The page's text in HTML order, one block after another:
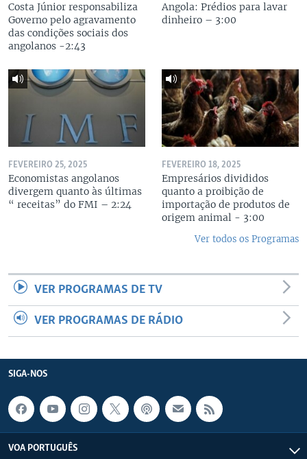
Costa Júnior responsabiliza
Governo pelo agravamento
das condições sociais dos
angolanos -2:43
Angola: Prédios para lavar
dinheiro – 3:00
FEVEREIRO 25, 2025
Economistas angolanos
divergem quanto às últimas
“ receitas” do FMI – 2:24
FEVEREIRO 18, 2025
Empresários divididos
quanto a proibição de
importação de produtos de
origem animal - 3:00
Ver todos os Programas
VER PROGRAMAS DE TV
VER PROGRAMAS DE RÁDIO
SIGA-NOS
VOA PORTUGUÊS